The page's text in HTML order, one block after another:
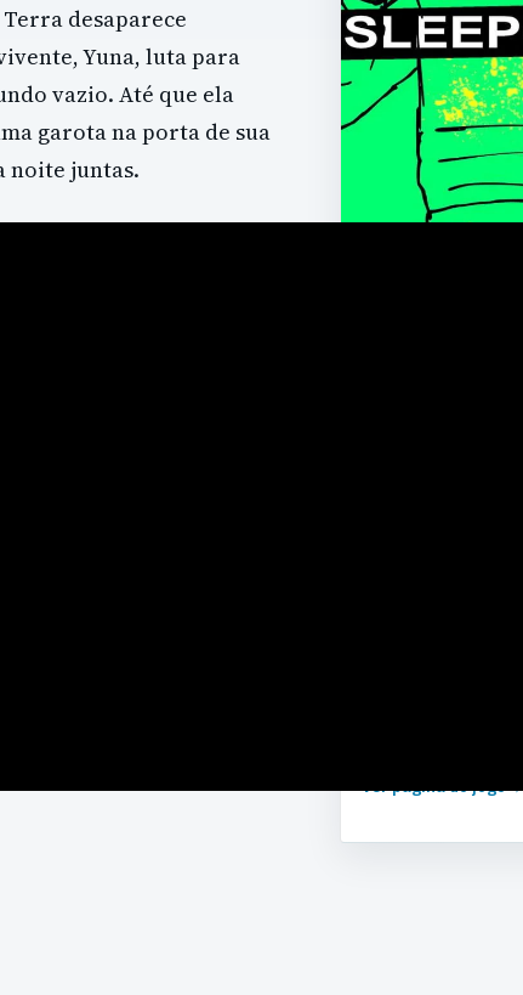
Ver página do jogo→
desaparece
Yuna, luta para
vazio. Até que ela
garota na porta de sua
noite juntas.